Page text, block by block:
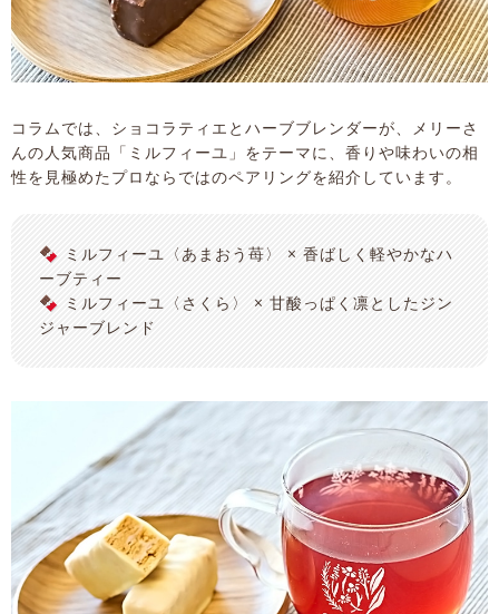
コラムでは、ショコラティエとハーブブレンダーが、メリーさ
んの人気商品「ミルフィーユ」をテーマに、香りや味わいの相
性を見極めたプロならではのペアリングを紹介しています。
🍫 ミルフィーユ〈あまおう苺〉 × 香ばしく軽やかなハ
ーブティー
🍫 ミルフィーユ〈さくら〉 × 甘酸っぱく凛としたジン
ジャーブレンド